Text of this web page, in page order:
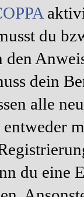
du
dein
alle
du eine